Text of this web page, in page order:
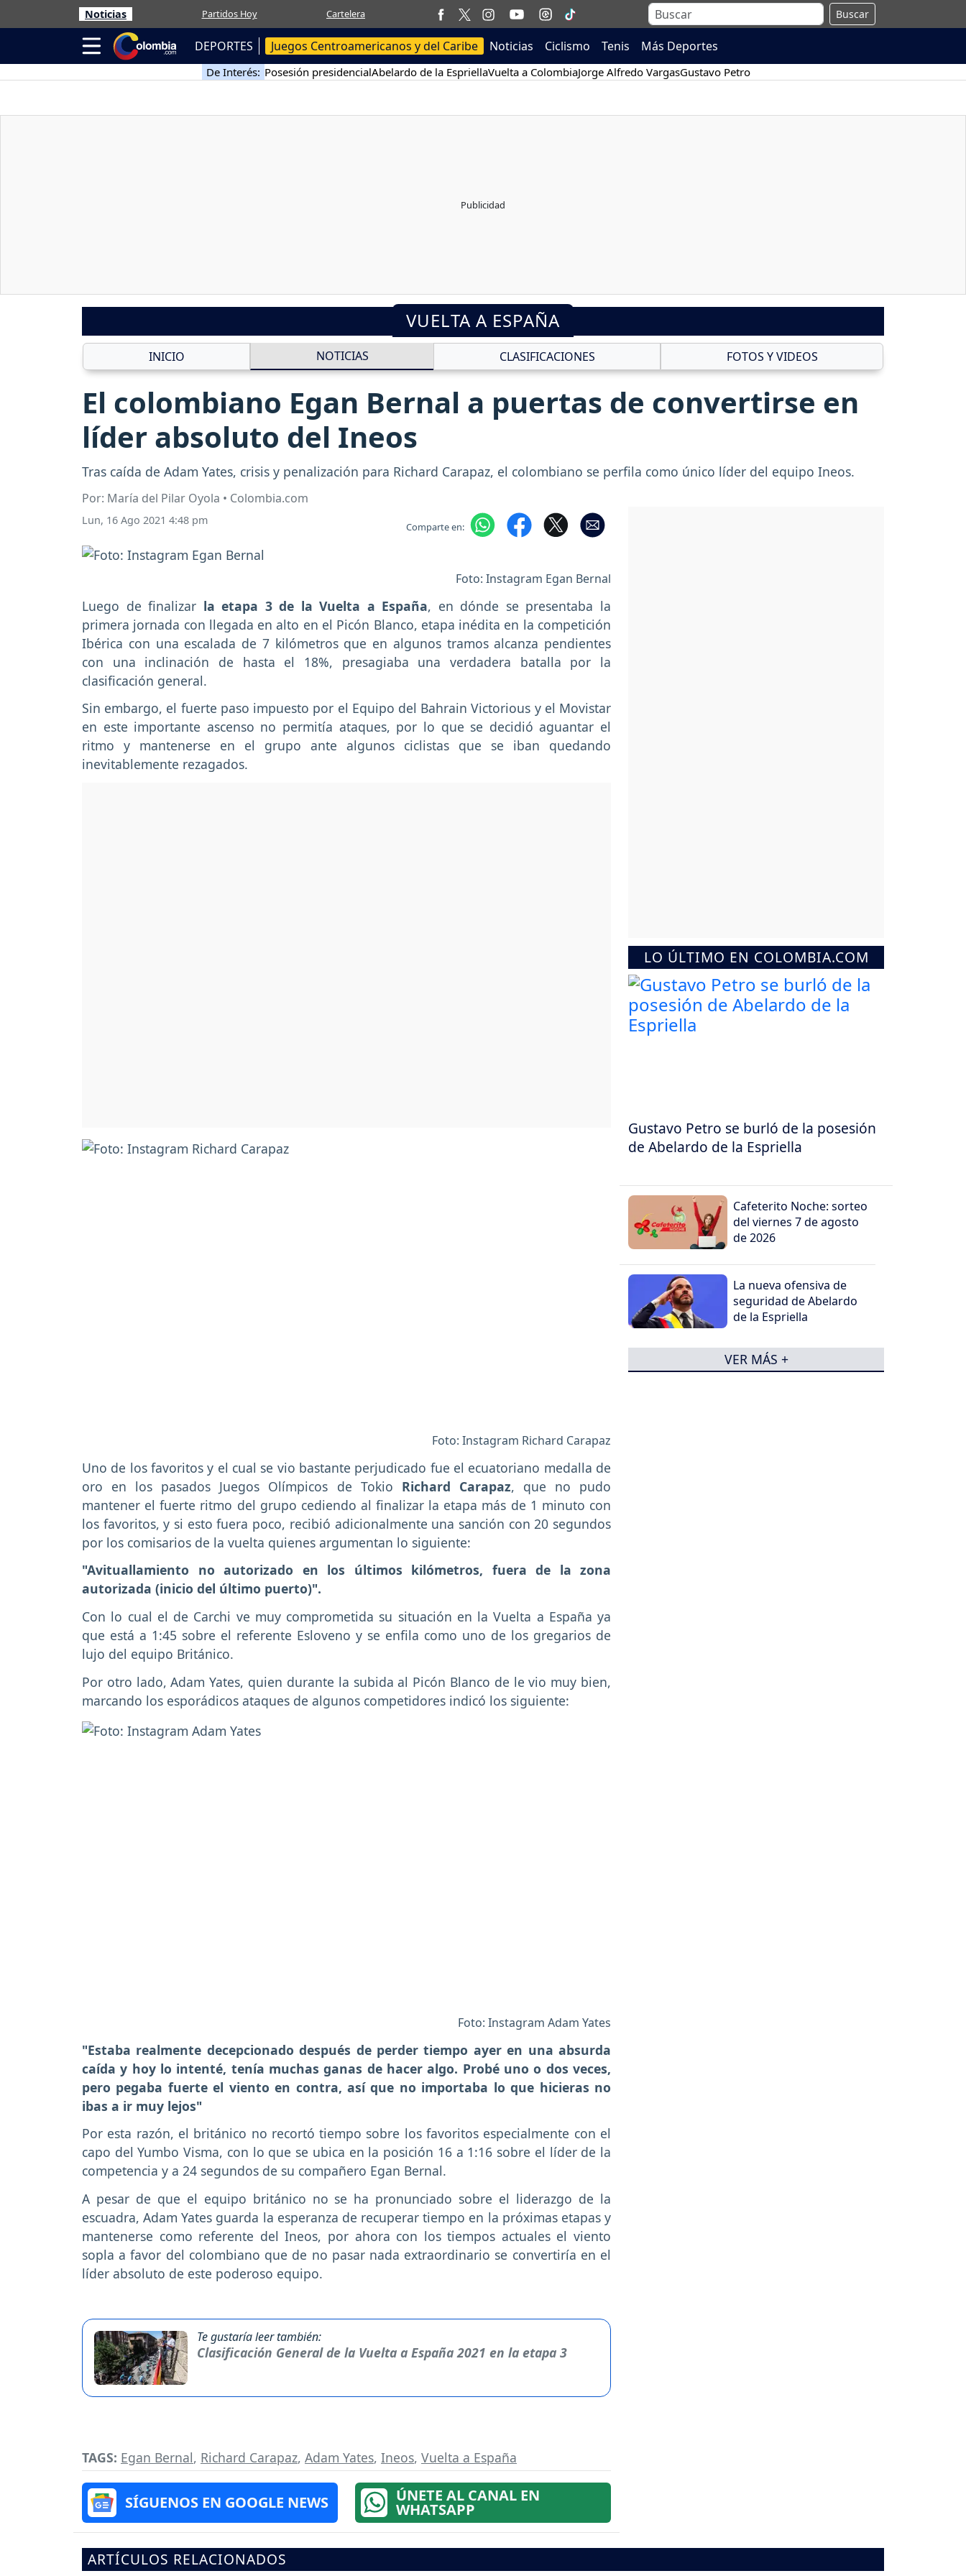
Noticias Partidos Hoy Cartelera Buscar
DEPORTES Juegos Centroamericanos y del Caribe Noticias Ciclismo Tenis Más Deportes
De Interés: Posesión presidencialAbelardo de la EspriellaVuelta a ColombiaJorge Alfredo VargasGustavo Petro
VUELTA A ESPAÑA
INICIO NOTICIAS CLASIFICACIONES FOTOS Y VIDEOS
El colombiano Egan Bernal a puertas de convertirse en
líder absoluto del Ineos
Tras caída de Adam Yates, crisis y penalización para Richard Carapaz, el colombiano se perfila como único líder del equipo Ineos.
Por: María del Pilar Oyola • Colombia.com
Lun, 16 Ago 2021 4:48 pm Comparte en:
Foto: Instagram Egan Bernal
Luego de finalizar la etapa 3 de la Vuelta a España, en dónde se presentaba la
primera jornada con llegada en alto en el Picón Blanco, etapa inédita en la competición
Ibérica con una escalada de 7 kilómetros que en algunos tramos alcanza pendientes
con una inclinación de hasta el 18%, presagiaba una verdadera batalla por la
clasificación general.
Sin embargo, el fuerte paso impuesto por el Equipo del Bahrain Victorious y el Movistar
en este importante ascenso no permitía ataques, por lo que se decidió aguantar el
ritmo y mantenerse en el grupo ante algunos ciclistas que se iban quedando
inevitablemente rezagados.
Foto: Instagram Richard Carapaz
Uno de los favoritos y el cual se vio bastante perjudicado fue el ecuatoriano medalla de
oro en los pasados Juegos Olímpicos de Tokio Richard Carapaz, que no pudo
mantener el fuerte ritmo del grupo cediendo al finalizar la etapa más de 1 minuto con
los favoritos, y si esto fuera poco, recibió adicionalmente una sanción con 20 segundos
por los comisarios de la vuelta quienes argumentan lo siguiente:
"Avituallamiento no autorizado en los últimos kilómetros, fuera de la zona
autorizada (inicio del último puerto)".
Con lo cual el de Carchi ve muy comprometida su situación en la Vuelta a España ya
que está a 1:45 sobre el referente Esloveno y se enfila como uno de los gregarios de
lujo del equipo Británico.
Por otro lado, Adam Yates, quien durante la subida al Picón Blanco de le vio muy bien,
marcando los esporádicos ataques de algunos competidores indicó los siguiente:
Foto: Instagram Adam Yates
"Estaba realmente decepcionado después de perder tiempo ayer en una absurda
caída y hoy lo intenté, tenía muchas ganas de hacer algo. Probé uno o dos veces,
pero pegaba fuerte el viento en contra, así que no importaba lo que hicieras no
ibas a ir muy lejos"
Por esta razón, el británico no recortó tiempo sobre los favoritos especialmente con el
capo del Yumbo Visma, con lo que se ubica en la posición 16 a 1:16 sobre el líder de la
competencia y a 24 segundos de su compañero Egan Bernal.
A pesar de que el equipo británico no se ha pronunciado sobre el liderazgo de la
escuadra, Adam Yates guarda la esperanza de recuperar tiempo en la próximas etapas y
mantenerse como referente del Ineos, por ahora con los tiempos actuales el viento
sopla a favor del colombiano que de no pasar nada extraordinario se convertiría en el
líder absoluto de este poderoso equipo.
Te gustaría leer también:
Clasificación General de la Vuelta a España 2021 en la etapa 3
TAGS: Egan Bernal, Richard Carapaz, Adam Yates, Ineos, Vuelta a España
SÍGUENOS EN GOOGLE NEWS ÚNETE AL CANAL EN
WHATSAPP
LO ÚLTIMO EN COLOMBIA.COM
Gustavo Petro se burló de la posesión
de Abelardo de la Espriella
Cafeterito Noche: sorteo
del viernes 7 de agosto
de 2026
La nueva ofensiva de
seguridad de Abelardo
de la Espriella
VER MÁS +
ARTÍCULOS RELACIONADOS